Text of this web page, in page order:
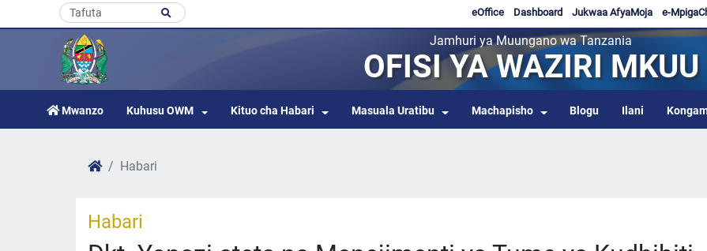
e-
Jukwaa AfyaMoja
Dashboard
eOffice
Jamhuri ya Muungano wa Tanzania
OFISI YA WAZIRI MKUU
Mwanzo Kuhusu OWM Kituo cha Habari Masuala Uratibu Machapisho Blogu Ilani
Habari
Habari